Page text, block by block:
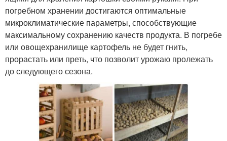
погребном хранении достигаются оптимальные
микроклиматические параметры, способствующие
максимальному сохранению качеств продукта. В погребе
или овощехранилище картофель не будет гнить,
прорастать или преть, что позволит урожаю пролежать
до следующего сезона.